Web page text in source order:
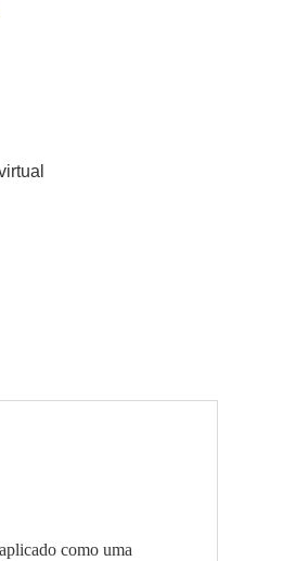
como uma